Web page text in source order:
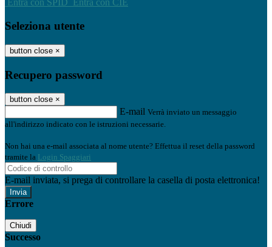
Entra con SPID Entra con CIE
Seleziona utente
button close ×
Recupero password
button close ×
E-mail Verrà inviato un messaggio
all'indirizzo indicato con le istruzioni necessarie.
Non hai una e-mail associata al nome utente? Effettua il reset della password
tramite la Login Spaggiari
E-mail inviata, si prega di controllare la casella di posta elettronica!
Errore
Chiudi
Successo